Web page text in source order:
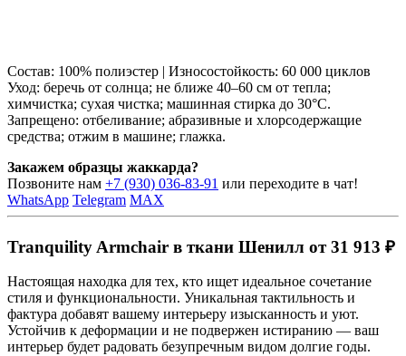
Состав: 100% полиэстер | Износостойкость: 60 000 циклов
Уход: беречь от солнца; не ближе 40–60 см от тепла;
химчистка; сухая чистка; машинная стирка до 30°C.
Запрещено: отбеливание; абразивные и хлорсодержащие
средства; отжим в машине; глажка.
Закажем образцы жаккарда?
Позвоните нам +7 (930) 036-83-91 или переходите в чат!
WhatsApp Telegram MAX
Tranquility Armchair в ткани Шенилл от 31 913 ₽
Настоящая находка для тех, кто ищет идеальное сочетание
стиля и функциональности. Уникальная тактильность и
фактура добавят вашему интерьеру изысканность и уют.
Устойчив к деформации и не подвержен истиранию — ваш
интерьер будет радовать безупречным видом долгие годы.